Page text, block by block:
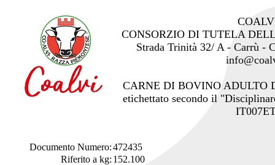
CONSORZIO DI TUTELA
Strada Trinità 32/ A - Carrù -
CARNE DI BOVINO ADULTO
etichettato secondo il
Documento Numero:472435
Riferito a kg: 152.100